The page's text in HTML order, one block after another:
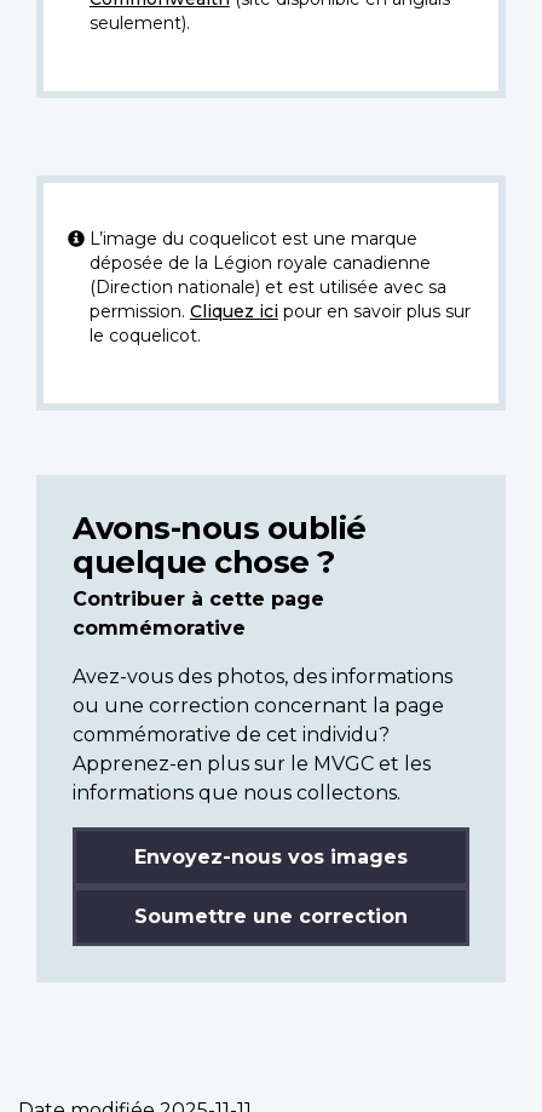
seulement).
L’image du coquelicot est une marque
déposée de la Légion royale canadienne
(Direction nationale) et est utilisée avec sa
permission. Cliquez icipour en savoir plus sur
le coquelicot.
Avons-nous oublié
quelque chose ?
Contribuer à cette page
commémorative
Avez-vous des photos, des informations
ou une correction concernant la page
commémorative de cet individu?
Apprenez-en plus sur le MVGC et les
informations que nous collectons.
Envoyez-nous vos images
Soumettre une correction